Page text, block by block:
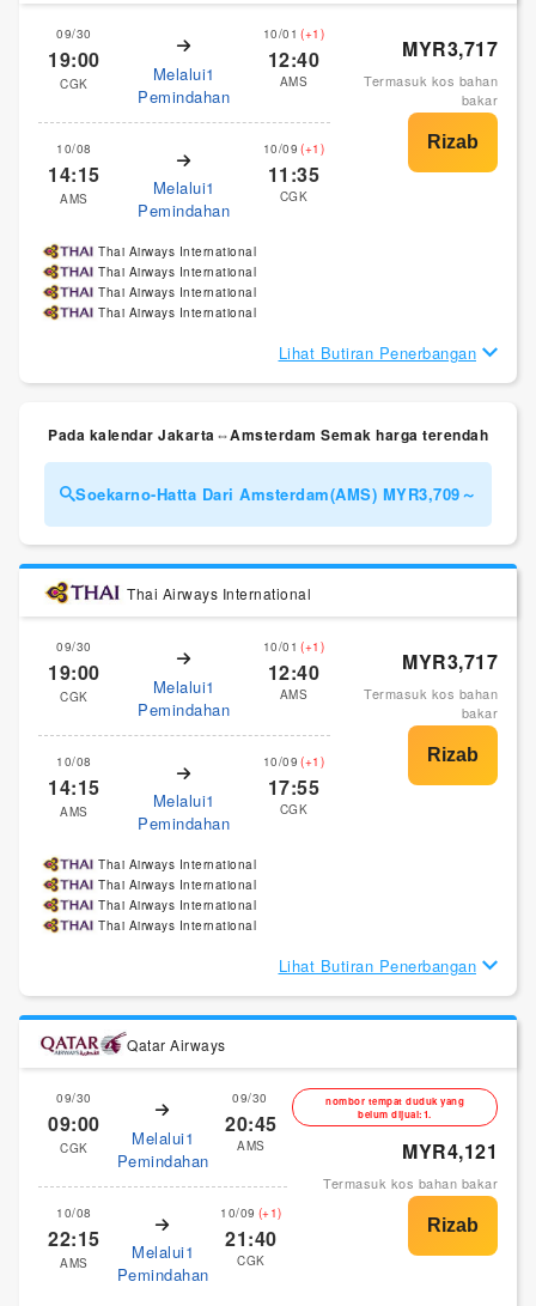
09/30
19:00
CGK
Melalui1
Pemindahan
10/01 (+1)
12:40
AMS
10/08
14:15
AMS
Melalui1
Pemindahan
10/09 (+1)
11:35
CGK
MYR3,717
Termasuk kos bahan
bakar
Thai Airways International
Thai Airways International
Thai Airways International
Thai Airways International
Lihat Butiran Penerbangan
Pada kalendar Jakarta⇔Amsterdam Semak harga terendah
Soekarno-Hatta Dari Amsterdam(AMS) MYR3,709～
Thai Airways International
09/30
19:00
CGK
Melalui1
Pemindahan
10/01 (+1)
12:40
AMS
10/08
14:15
AMS
Melalui1
Pemindahan
10/09 (+1)
17:55
CGK
MYR3,717
Termasuk kos bahan
bakar
Thai Airways International
Thai Airways International
Thai Airways International
Thai Airways International
Lihat Butiran Penerbangan
Qatar Airways
09/30
09:00
CGK
Melalui1
Pemindahan
09/30
20:45
AMS
10/08
22:15
AMS
Melalui1
Pemindahan
10/09 (+1)
21:40
CGK
nombor tempat duduk yang
belum dijual:1.
MYR4,121
Termasuk kos bahan bakar